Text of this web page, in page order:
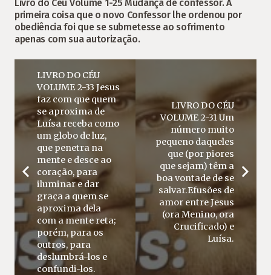
Livro do Céu Volume 1-25 Mudança de confessor. A
primeira coisa que o novo Confessor lhe ordenou por
obediência foi que se submetesse ao sofrimento
apenas com sua autorização.
LIVRO DO CÉU
VOLUME 2-33 Jesus
faz com que quem
se aproxima de
Luísa receba como
um globo de luz,
que penetra na
mente e desce ao
coração, para
iluminar e dar
graça a quem se
aproxima dela
com a mente reta;
porém, para os
outros, para
deslumbrá-los e
confundi-los.
LIVRO DO CÉU
VOLUME 2-31 Um
número muito
pequeno daqueles
que (por piores
que sejam) têm a
boa vontade de se
salvar.Efusões de
amor entre Jesus
(ora Menino, ora
Crucificado) e
Luísa.